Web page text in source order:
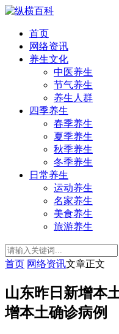
首页
网络资讯
养生文化
中医养生
节气养生
养生人群
四季养生
春季养生
夏季养生
秋季养生
冬季养生
日常养生
运动养生
名家养生
美食养生
旅游养生
首页 网络资讯文章正文
山东昨日新增本
增本土确诊病例